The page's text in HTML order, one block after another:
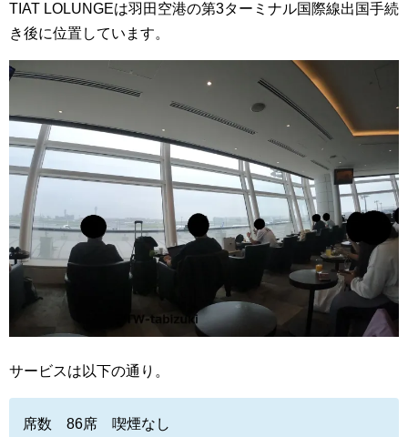
TIAT LOLUNGEは羽田空港の第3ターミナル国際線出国手続
き後に位置しています。
サービスは以下の通り。
席数 86席 喫煙なし